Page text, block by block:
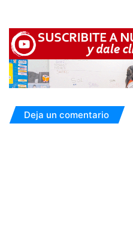
Deja un comentario